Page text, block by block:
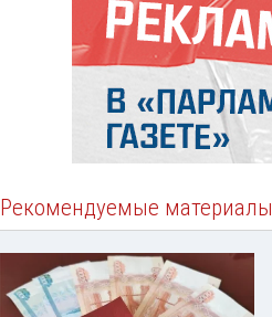
Рекомендуемые материалы